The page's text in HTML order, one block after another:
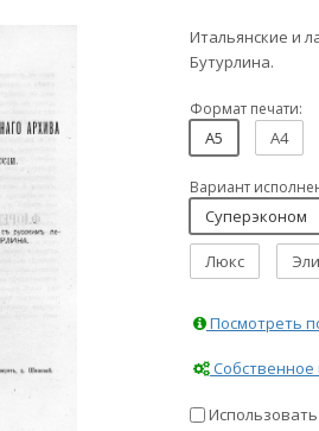
Итальянские и
Бутурлина.
Формат печати:
A5 A4
Вариант
Суперэконом
Люкс
Посмотреть
Собственное